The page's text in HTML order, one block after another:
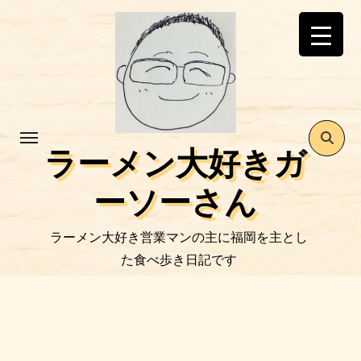
ラーメン大好きガ
ーソーさん
ラーメン大好き営業マンの主に福岡を主とし
た食べ歩き日記です